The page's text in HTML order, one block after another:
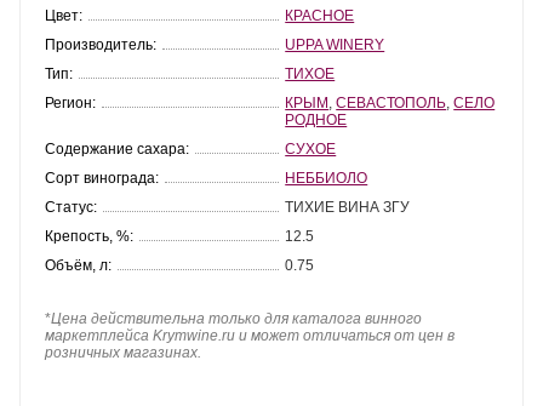
Цвет:
КРАСНОЕ
Производитель:
UPPA WINERY
Тип:
ТИХОЕ
Регион:
КРЫМ ,СЕВАСТОПОЛЬ ,СЕЛО
РОДНОЕ
Содержание сахара:
СУХОЕ
Сорт винограда:
НЕББИОЛО
Статус:
ТИХИЕ ВИНА ЗГУ
Крепость, %:
12.5
Объём, л:
0.75
*Цена действительна только для каталога винного
маркетплейса Krymwine.ru и может отличаться от цен в
розничных магазинах.